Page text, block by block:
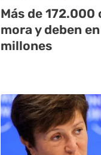
Más de
mora y deben
millones